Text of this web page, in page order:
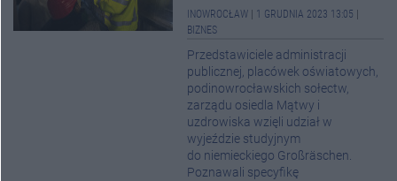
INOWROCŁAW 1 GRUDNIA 2023 13:05
BIZNES
Przedstawiciele administracji
publicznej, placówek oświatowych,
podinowrocławskich sołectw,
zarządu osiedla Mątwy i
uzdrowiska wzięli udział w
wyjeździe studyjnym
do niemieckiego Großräschen.
Poznawali specyfikę